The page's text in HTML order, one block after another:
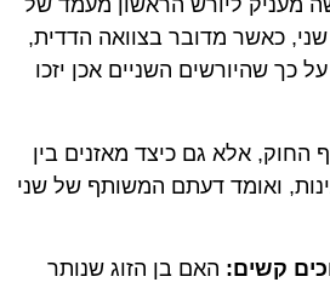
מצד אחד, סעיף 42 לחוק הירושה מעניק ליורש הראשון מעמד של
כאשר מדובר בצוואה הדדית,
כך שהיורשים השניים אכן יזכו
אלא גם כיצד מאזנים בין
ואומד דעתם המשותף של שני
קשים: האם בן הזוג שנותר